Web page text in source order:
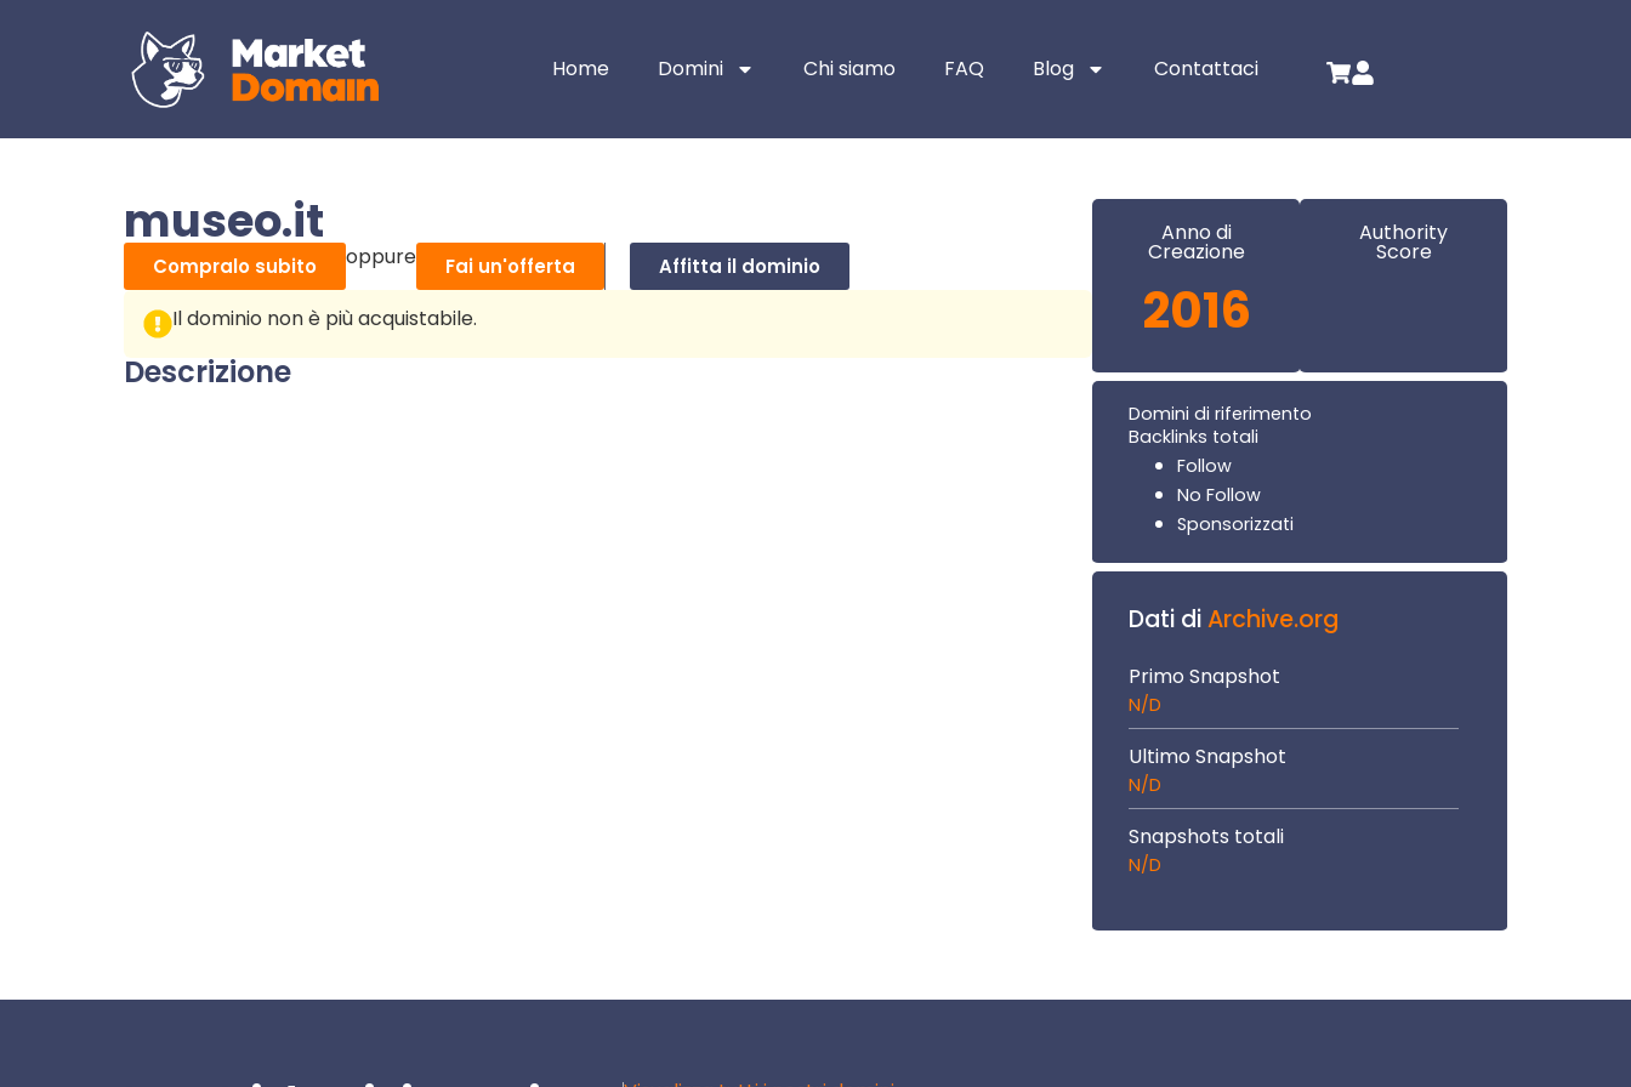
Home Domini Chi siamo FAQ Blog Contattaci
museo.it
Compralo subito oppure Fai un'offerta Affitta il dominio
Il dominio non è più acquistabile.
Descrizione
Anno di
Creazione
2016
Authority
Score
Domini di riferimento
Backlinks totali
Follow
No Follow
Sponsorizzati
Dati diArchive.org
Primo Snapshot
N/D
Ultimo Snapshot
N/D
Snapshots totali
N/D